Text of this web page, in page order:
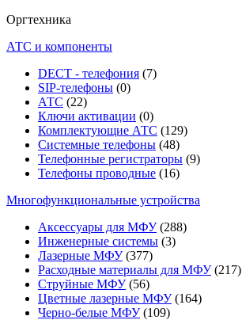
Оргтехника
АТС и компоненты
DECT - телефония (7)
SIP-телефоны (0)
АТС (22)
Ключи активации (0)
Комплектующие АТС (129)
Системные телефоны (48)
Телефонные регистраторы (9)
Телефоны проводные (16)
Многофункциональные устройства
Аксессуары для МФУ(288)
Инженерные системы (3)
Лазерные МФУ(377)
Расходные материалы для МФУ(217)
Струйные МФУ(56)
Цветные лазерные МФУ(164)
Черно-белые МФУ(109)